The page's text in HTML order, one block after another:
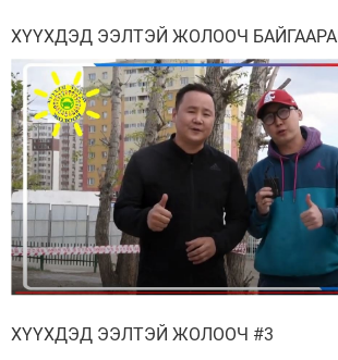
ХҮҮХДЭД ЭЭЛТЭЙ ЖОЛООЧ
ХҮҮХДЭД ЭЭЛТЭЙ ЖОЛООЧ #3